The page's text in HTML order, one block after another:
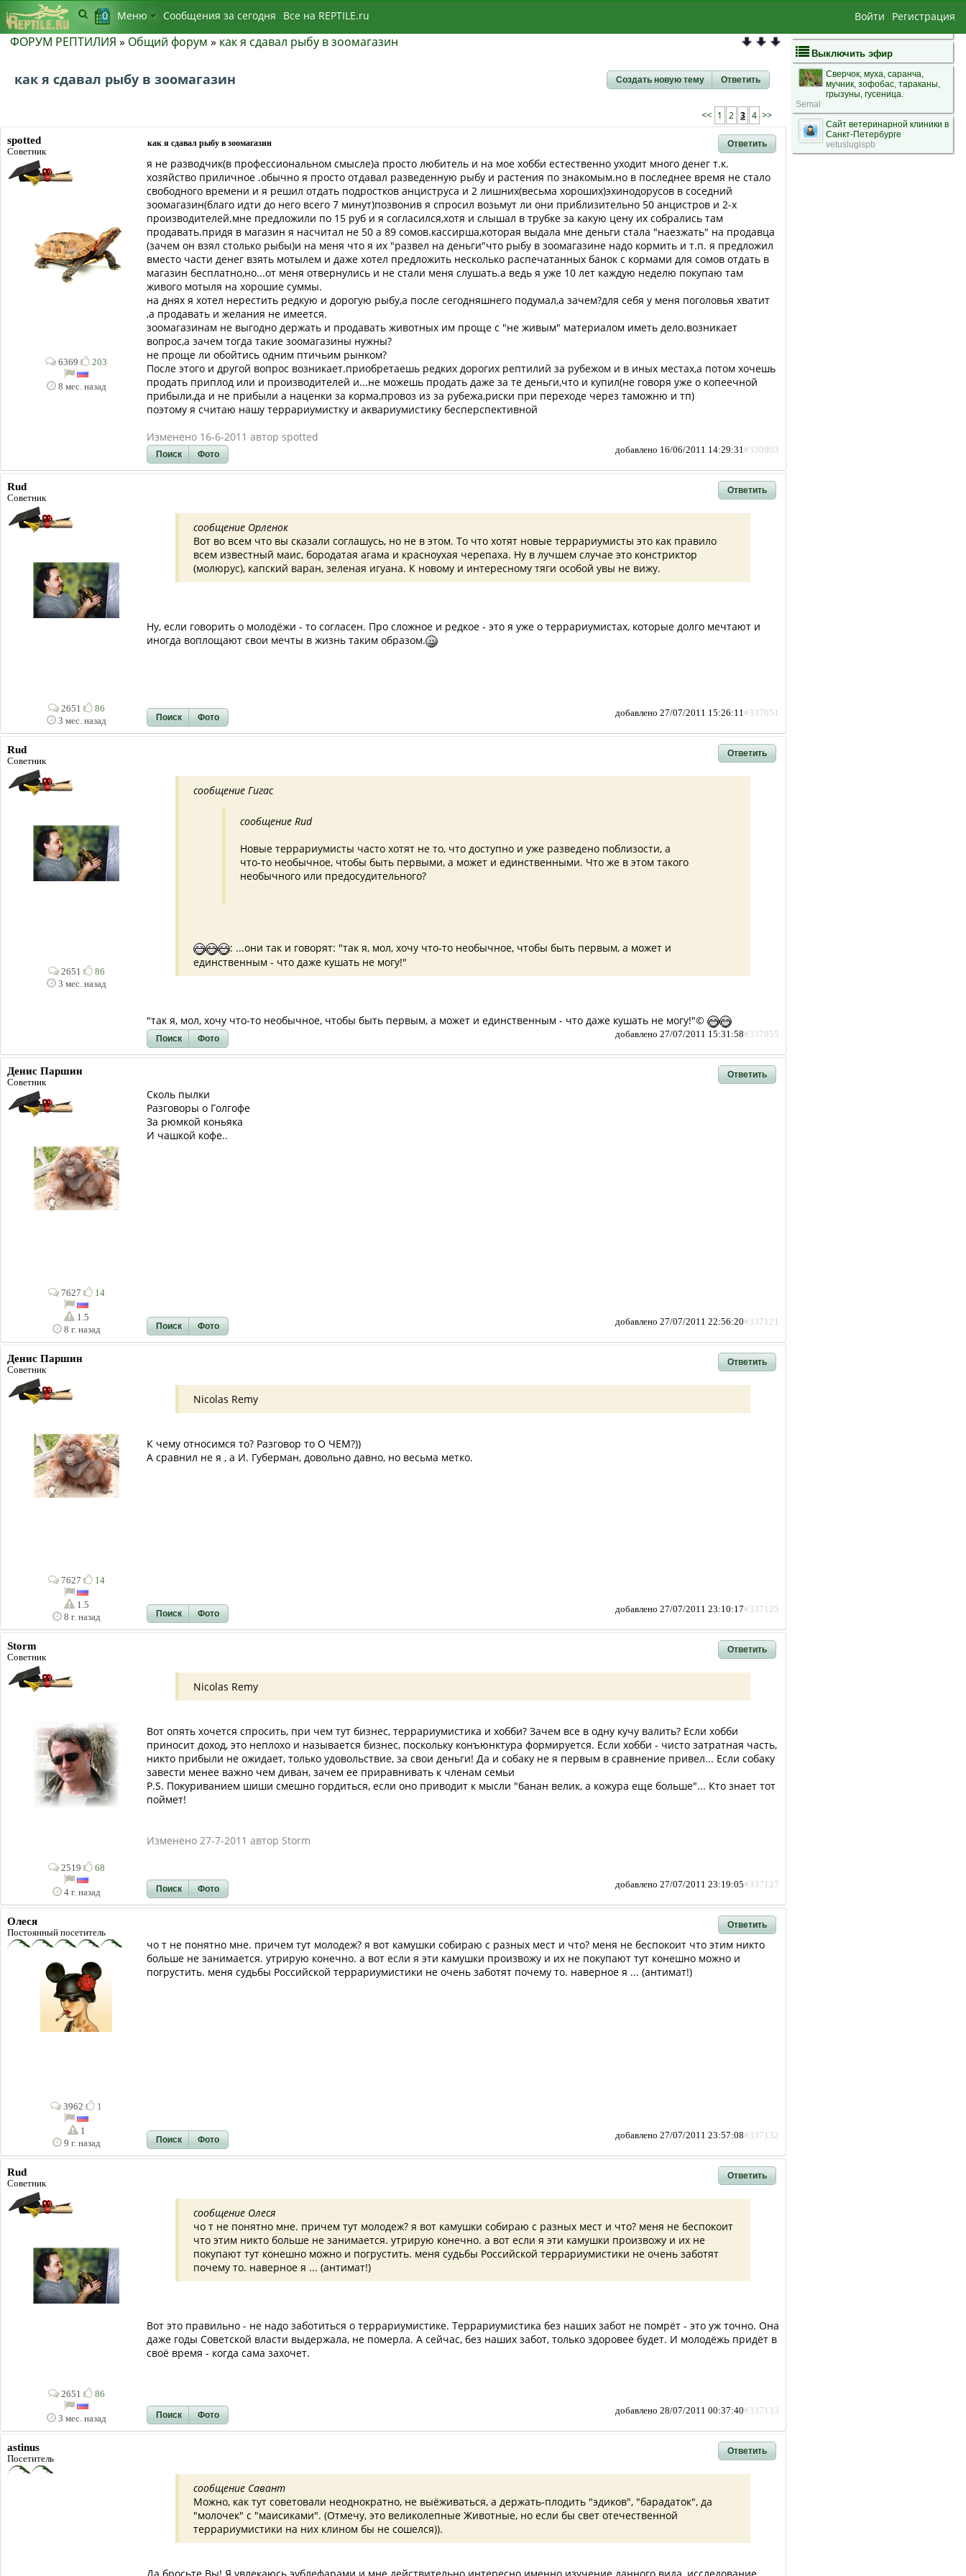
ФОРУМ РЕПТИЛИЯ » Общий форум » как я сдавал рыбу в зоомагазин
как я сдавал рыбу в зоомагазин Создать новую тему Ответить
<< 1 2 3 4 >>
spotted
Советник
6369 203
8 мес. назад
как я сдавал рыбу в зоомагазин Ответить
я не разводчик(в профессиональном смысле)а просто любитель и на мое хобби естественно уходит много денег т.к.
хозяйство приличное .обычно я просто отдавал разведенную рыбу и растения по знакомым.но в последнее время не стало
свободного времени и я решил отдать подростков анциструса и 2 лишних(весьма хороших)эхинодорусов в соседний
зоомагазин(благо идти до него всего 7 минут)позвонив я спросил возьмут ли они приблизительно 50 анцистров и 2-х
производителей.мне предложили по 15 руб и я согласился,хотя и слышал в трубке за какую цену их собрались там
продавать.придя в магазин я насчитал не 50 а 89 сомов.кассирша,которая выдала мне деньги стала "наезжать" на продавца
(зачем он взял столько рыбы)и на меня что я их "развел на деньги"что рыбу в зоомагазине надо кормить и т.п. я предложил
вместо части денег взять мотылем и даже хотел предложить несколько распечатанных банок с кормами для сомов отдать в
магазин бесплатно,но...от меня отвернулись и не стали меня слушать.а ведь я уже 10 лет каждую неделю покупаю там
живого мотыля на хорошие суммы.
на днях я хотел нерестить редкую и дорогую рыбу,а после сегодняшнего подумал,а зачем?для себя у меня поголовья хватит
,а продавать и желания не имеется.
зоомагазинам не выгодно держать и продавать животных им проще с "не живым" материалом иметь дело.возникает
вопрос,а зачем тогда такие зоомагазины нужны?
не проще ли обойтись одним птичьим рынком?
После этого и другой вопрос возникает.приобретаешь редких дорогих рептилий за рубежом и в иных местах,а потом хочешь
продать приплод или и производителей и...не можешь продать даже за те деньги,что и купил(не говоря уже о копеечной
прибыли,да и не прибыли а наценки за корма,провоз из за рубежа,риски при переходе через таможню и тп)
поэтому я считаю нашу террариумистку и аквариумистику бесперспективной
Изменено 16-6-2011 автор spotted
Поиск Фото добавлено 16/06/2011 14:29:31#330903
Rud
Советник
2651
86
3 мес. назад
Ответить
сообщение Орленок
Вот во всем что вы сказали соглашусь, но не в этом. То что хотят новые террариумисты это как правило
всем известный маис, бородатая агама и красноухая черепаха. Ну в лучшем случае это констриктор
(молюрус), капский варан, зеленая игуана. К новому и интересному тяги особой увы не вижу.
Ну, если говорить о молодёжи - то согласен. Про сложное и редкое - это я уже о террариумистах, которые долго мечтают и
иногда воплощают свои мечты в жизнь таким образом.
Поиск Фото добавлено 27/07/2011 15:26:11#337051
Rud
Советник
2651
86
3 мес. назад
Ответить
сообщение Гигас
сообщение Rud
Новые террариумисты часто хотят не то, что доступно и уже разведено поблизости, а
что-то необычное, чтобы быть первыми, а может и единственными. Что же в этом такого
необычного или предосудительного?
: ...они так и говорят: "так я, мол, хочу что-то необычное, чтобы быть первым, а может и
единственным - что даже кушать не могу!"
"так я, мол, хочу что-то необычное, чтобы быть первым, а может и единственным - что даже кушать не могу!"©
Поиск Фото добавлено 27/07/2011 15:31:58#337055
Денис Паршин
Советник
7627 14
1.5
8 г. назад
Ответить
Сколь пылки
Разговоры о Голгофе
За рюмкой коньяка
И чашкой кофе..
Поиск Фото добавлено 27/07/2011 22:56:20#337121
Денис Паршин
Советник
7627 14
1.5
8 г. назад
Ответить
Nicolas Remy
К чему относимся то? Разговор то О ЧЕМ?))
А сравнил не я , а И. Губерман, довольно давно, но весьма метко.
Поиск Фото добавлено 27/07/2011 23:10:17#337125
Storm
Советник
2519 68
4 г. назад
Ответить
Nicolas Remy
Вот опять хочется спросить, при чем тут бизнес, террариумистика и хобби? Зачем все в одну кучу валить? Если хобби
приносит доход, это неплохо и называется бизнес, поскольку конъюнктура формируется. Если хобби - чисто затратная часть,
никто прибыли не ожидает, только удовольствие, за свои деньги! Да и собаку не я первым в сравнение привел... Если собаку
завести менее важно чем диван, зачем ее приравнивать к членам семьи
P.S. Покуриванием шиши смешно гордиться, если оно приводит к мысли "банан велик, а кожура еще больше"... Кто знает тот
поймет!
Изменено 27-7-2011 автор Storm
Поиск Фото добавлено 27/07/2011 23:19:05#337127
Олеся
Постоянный посетитель
3962 1
1
9 г. назад
Ответить
чо т не понятно мне. причем тут молодеж? я вот камушки собираю с разных мест и что? меня не беспокоит что этим никто
больше не занимается. утрирую конечно. а вот если я эти камушки произвожу и их не покупают тут конешно можно и
погрустить. меня судьбы Российской террариумистики не очень заботят почему то. наверное я ... (антимат!)
Поиск Фото добавлено 27/07/2011 23:57:08#337132
Rud
Советник
2651 86
3 мес. назад
Ответить
сообщение Олеся
чо т не понятно мне. причем тут молодеж? я вот камушки собираю с разных мест и что? меня не беспокоит
что этим никто больше не занимается. утрирую конечно. а вот если я эти камушки произвожу и их не
покупают тут конешно можно и погрустить. меня судьбы Российской террариумистики не очень заботят
почему то. наверное я ... (антимат!)
Вот это правильно - не надо заботиться о террариумистике. Террариумистика без наших забот не помрёт - это уж точно. Она
даже годы Советской власти выдержала, не померла. А сейчас, без наших забот, только здоровее будет. И молодёжь придёт в
своё время - когда сама захочет.
Поиск Фото добавлено 28/07/2011 00:37:40#337133
astinus
Посетитель
Ответить
сообщение Савант
Можно, как тут советовали неоднократно, не выёживаться, а держать-плодить "эдиков", "барадаток", да
"молочек" с "маисиками". (Отмечу, это великолепные Животные, но если бы свет отечественной
террариумистики на них клином бы не сошелся)).
Выключить эфир
Сверчок, муха, саранча,
мучник, зофобас, тараканы,
грызуны, гусеница.
Semal
Сайт ветеринарной клиники в
Санкт-Петербурге
vetuslugispb
0 Меню Сообщения за сегодня Bсе на REPTILE.ru Войти Регистрация